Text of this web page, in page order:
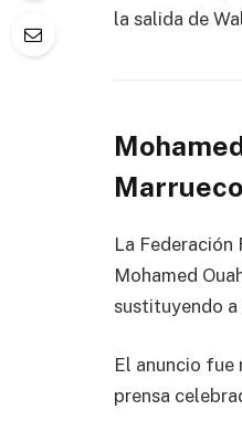
la salida de
La Federación
Mohamed
sustituyendo a
El anuncio
prensa